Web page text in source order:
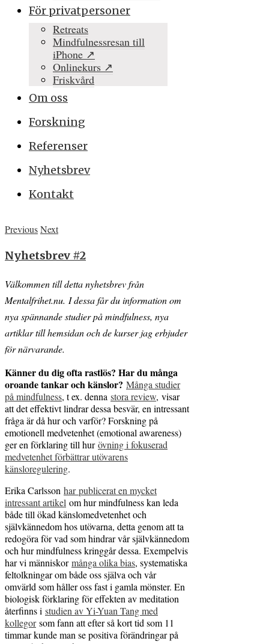
För privatpersoner
Retreats
Mindfulnessresan till
iPhone ↗
Onlinekurs ↗
Friskvård
Om oss
Forskning
Referenser
Nyhetsbrev
Kontakt
PreviousNext
Nyhetsbrev #2
Välkommen till detta nyhetsbrev från
Mentalfrihet.nu. I dessa får du information om
nya spännande studier på mindfulness, nya
artiklar till hemsidan och de kurser jag erbjuder
för närvarande.
Känner du dig ofta rastlös? Har du många
oroande tankar och känslor? Många studier
på mindfulness, t ex. denna stora review, visar
att det effektivt lindrar dessa besvär, en intressant
fråga är då hur och varför? Forskning på
emotionell medvetenhet (emotional awareness)
ger en förklaring till hurövning i fokuserad
medvetenhet förbättrar utövarens
känsloregulering.
Erika Carlsson harpublicerat en mycket
intressant artikel om hur mindfulness kan leda
både till ökad känslomedvetenhet och
självkännedom hos utövarna, detta genom att ta
redogöra för vad som hindrar vår självkännedom
och hur mindfulness kringgår dessa. Exempelvis
har vi människormånga olika bias, systematiska
feltolkningar om både oss själva och vår
omvärld som håller oss fast i gamla mönster. En
biologisk förklaring för effekten av meditation
återfinns i studien av Yi-Yuan Tang med
kollegorsom fann att efter så kort tid som 11
timmar kunde man se positiva förändringar på